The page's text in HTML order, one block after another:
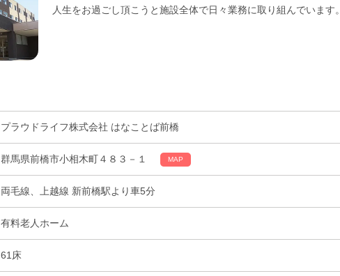
人生をお過ごし頂こうと施設全体で日々業務に取り組んでいます。
プラウドライフ株式会社 はなことば前橋
群馬県前橋市小相木町４８３－１ MAP
両毛線、上越線 新前橋駅より車5分
有料老人ホーム
61床